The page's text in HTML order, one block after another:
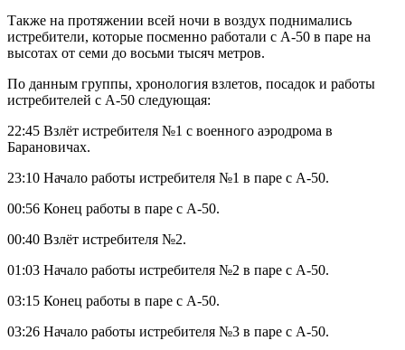
Также на протяжении всей ночи в воздух поднимались
истребители, которые посменно работали с А-50 в паре на
высотах от семи до восьми тысяч метров.
По данным группы, хронология взлетов, посадок и работы
истребителей с А-50 следующая:
22:45 Взлёт истребителя №1 с военного аэродрома в
Барановичах.
23:10 Начало работы истребителя №1 в паре с А-50.
00:56 Конец работы в паре с А-50.
00:40 Взлёт истребителя №2.
01:03 Начало работы истребителя №2 в паре с А-50.
03:15 Конец работы в паре с А-50.
03:26 Начало работы истребителя №3 в паре с А-50.